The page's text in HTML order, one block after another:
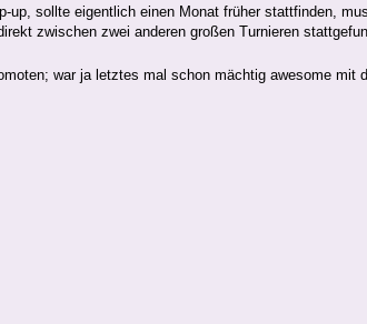
up, sollte eigentlich einen Monat früher stattfinden,
zwischen zwei anderen großen Turnieren
war ja letztes mal schon mächtig awesome mit